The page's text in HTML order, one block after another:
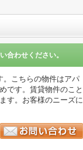
合わせください。
。こちらの物件はアパ
です。賃貸物件のこと
す。お客様のニーズに